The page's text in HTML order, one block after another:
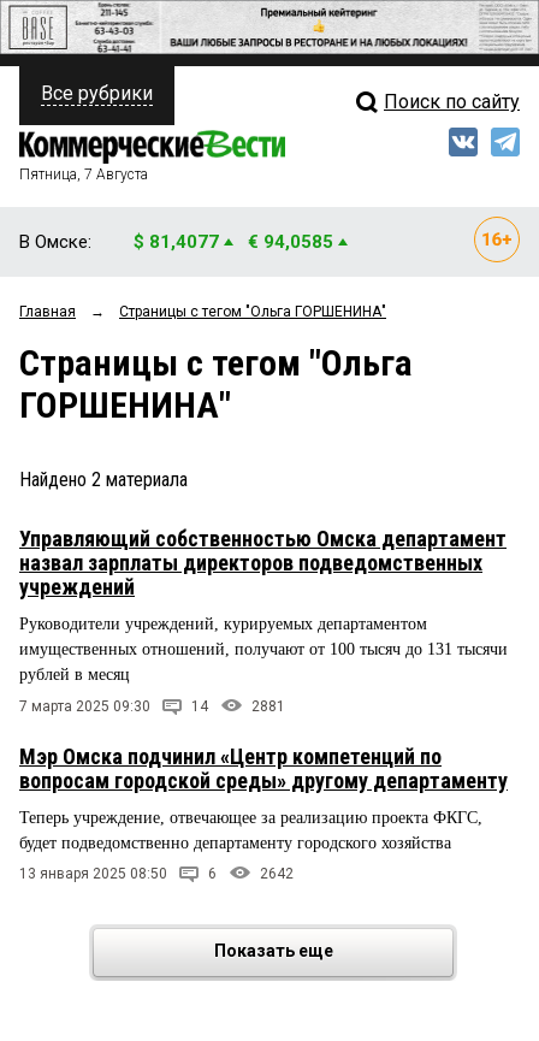
ПОЛИТИКА
ФИНАНСЫ
ОБЩЕСТВО
ЗАКОН
ПРОИСШЕСТВИЯ
СТИЛЬ ЖИЗНИ
Свежий выпуск
Мнения
Рейтинги
Все рубрики Поиск по сайту
Пятница, 7 Августа
В Омске: $ 81,4077 € 94,0585
Главная → Страницы c тегом "Ольга ГОРШЕНИНА"
Страницы c тегом "Ольга
ГОРШЕНИНА"
Найдено 2 материала
Управляющий собственностью Омска департамент
назвал зарплаты директоров подведомственных
учреждений
Руководители учреждений, курируемых департаментом
имущественных отношений, получают от 100 тысяч до 131 тысячи
рублей в месяц
7 марта 2025 09:30 14 2881
Мэр Омска подчинил «Центр компетенций по
вопросам городской среды» другому департаменту
Теперь учреждение, отвечающее за реализацию проекта ФКГС,
будет подведомственно департаменту городского хозяйства
13 января 2025 08:50 6 2642
Показать еще